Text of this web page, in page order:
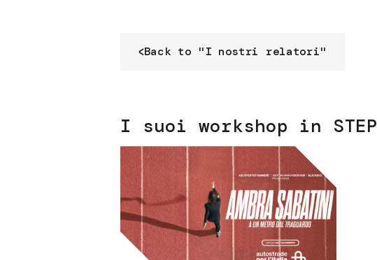
Back to "I nostri relatori"
I suoi workshop in STEP